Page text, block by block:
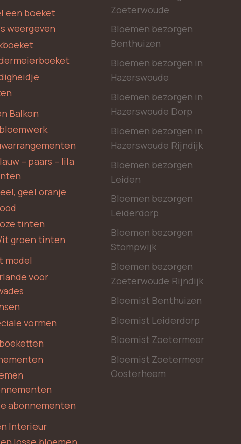
een boeket
weergeven
Balkon
– paars – lila
geel oranje
tinten
groen tinten
model
voor
vormen
abonnementen
Interieur
Zoeterwoude
Bloemen bezorgen
Benthuizen
Bloemen bezorgen in
Hazerswoude
Bloemen bezorgen in
Hazerswoude Dorp
Bloemen bezorgen in
Hazerswoude Rijndijk
Bloemen bezorgen
Leiden
Bloemen bezorgen
Leiderdorp
Bloemen bezorgen
Stompwijk
Bloemen bezorgen
Zoeterwoude Rijndijk
Bloemist Benthuizen
Bloemist Leiderdorp
Bloemist Zoetermeer
Bloemist Zoetermeer
Oosterheem